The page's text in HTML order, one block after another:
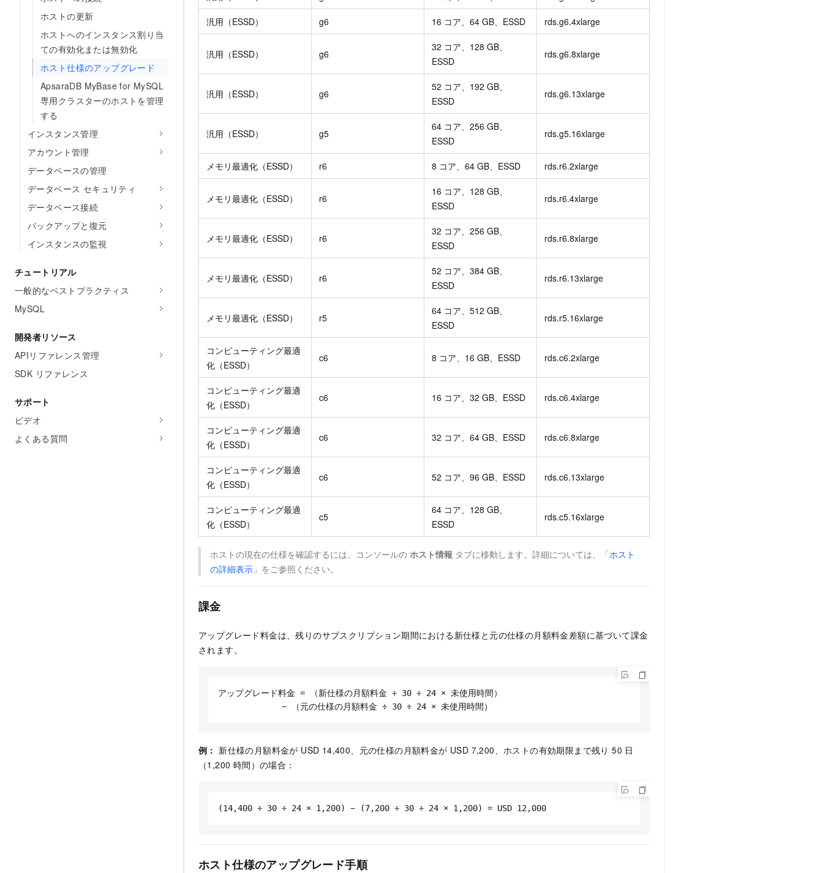
ホストの更新
ホストへのインスタンス割り当
ての有効化または無効化
ホスト仕様のアップグレード
ApsaraDB MyBase for MySQL
専用クラスターのホストを管理
する
インスタンス管理
アカウント管理
データベースの管理
データベース セキュリティ
データベース接続
バックアップと復元
インスタンスの監視
チュートリアル
一般的なベストプラクティス
MySQL
開発者リソース
APIリファレンス管理
SDK リファレンス
サポート
ビデオ
よくある質問
汎用（ESSD） g6 16 コア、64 GB、ESSD rds.g6.4xlarge
汎用（ESSD） g6
32 コア、128 GB、
ESSD
rds.g6.8xlarge
汎用（ESSD） g6
52 コア、192 GB、
ESSD
rds.g6.13xlarge
汎用（ESSD） g5
64 コア、256 GB、
ESSD
rds.g5.16xlarge
メモリ最適化（ESSD） r6 8 コア、64 GB、ESSD rds.r6.2xlarge
メモリ最適化（ESSD） r6
16 コア、128 GB、
ESSD
rds.r6.4xlarge
メモリ最適化（ESSD） r6
32 コア、256 GB、
ESSD
rds.r6.8xlarge
メモリ最適化（ESSD） r6
52 コア、384 GB、
ESSD
rds.r6.13xlarge
メモリ最適化（ESSD） r5
64 コア、512 GB、
ESSD
rds.r5.16xlarge
コンピューティング最適
化（ESSD）
c6 8 コア、16 GB、ESSD rds.c6.2xlarge
コンピューティング最適
化（ESSD）
c6 16 コア、32 GB、ESSD rds.c6.4xlarge
コンピューティング最適
化（ESSD）
c6 32 コア、64 GB、ESSD rds.c6.8xlarge
コンピューティング最適
化（ESSD）
c6 52 コア、96 GB、ESSD rds.c6.13xlarge
コンピューティング最適
化（ESSD）
c5
64 コア、128 GB、
ESSD
rds.c5.16xlarge
ホストの現在の仕様を確認するには、コンソールの ホスト情報 タブに移動します。詳細については、「ホスト
の詳細表示 」をご参照ください。
課金
アップグレード料金は、残りのサブスクリプション期間における新仕様と元の仕様の月額料金差額に基づいて課金
されます。
アップグレード料金 = （新仕様の月額料金 ÷ 30 ÷ 24 × 未使用時間）
             − （元の仕様の月額料金 ÷ 30 ÷ 24 × 未使用時間）
例： 新仕様の月額料金が USD 14,400、元の仕様の月額料金が USD 7,200、ホストの有効期限まで残り 50 日
（1,200 時間）の場合：
(14,400 ÷ 30 ÷ 24 × 1,200) − (7,200 ÷ 30 ÷ 24 × 1,200) = USD 12,000
ホスト仕様のアップグレード手順